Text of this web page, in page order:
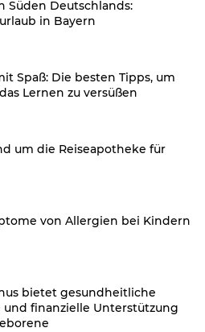
Süden Deutschlands:
in Bayern
Spaß: Die besten Tipps, um
Lernen zu versüßen
um die Reiseapotheke für
von Allergien bei Kindern
bietet gesundheitliche
und finanzielle Unterstützung